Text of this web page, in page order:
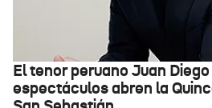
El tenor peruano Juan
espectáculos abren la